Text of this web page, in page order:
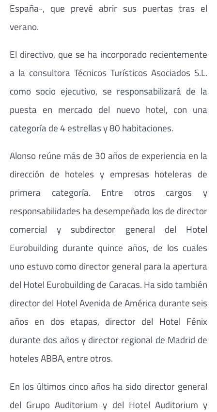
España-, que prevé abrir sus puertas tras el
verano.
El directivo, que se ha incorporado recientemente
a la consultora Técnicos Turísticos Asociados S.L.
como socio ejecutivo, se responsabilizará de la
puesta en mercado del nuevo hotel, con una
categoría de 4 estrellas y 80 habitaciones.
Alonso reúne más de 30 años de experiencia en la
dirección de hoteles y empresas hoteleras de
primera categoría. Entre otros cargos y
responsabilidades ha desempeñado los de director
comercial y subdirector general del Hotel
Eurobuilding durante quince años, de los cuales
uno estuvo como director general para la apertura
del Hotel Eurobuilding de Caracas. Ha sido también
director del Hotel Avenida de América durante seis
años en dos etapas, director del Hotel Fénix
durante dos años y director regional de Madrid de
hoteles ABBA, entre otros.
En los últimos cinco años ha sido director general
del Grupo Auditorium y del Hotel Auditorium y